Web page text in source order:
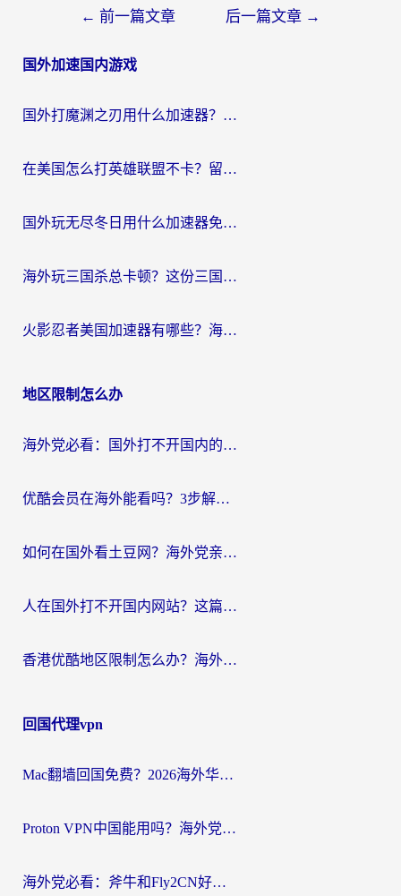
导
← 前一篇文章 后一篇文章 →
国外加速国内游戏
国外打魔渊之刃用什么加速器？2026海外玩家国服游戏加速全攻略（附闪耀暖暖&复苏的魔女避坑指南）
在美国怎么打英雄联盟不卡？留学生亲测的国服游戏加速全攻略
国外玩无尽冬日用什么加速器免费？海外党国服游戏加速避坑指南
海外玩三国杀总卡顿？这份三国杀游戏加速器指南帮你告别延迟烦恼
火影忍者美国加速器有哪些？海外党亲测的国服游戏加速全攻略（含菲律宾玩三国之刃守望黎明技巧）
地区限制怎么办
海外党必看：国外打不开国内的app怎么办？3步解决你的乡愁
优酷会员在海外能看吗？3步解决海外追剧难题，附实测好用加速器推荐
如何在国外看土豆网？海外党亲测有效的追剧加速器选择指南
人在国外打不开国内网站？这篇攻略帮你无缝解锁国内资源（附交管12123使用技巧）
香港优酷地区限制怎么办？海外党亲测有效的追剧解决方案
回国代理vpn
Mac翻墙回国免费？2026海外华人亲测：从CCTV5直播到国内APP，这样选加速器才靠谱
Proton VPN中国能用吗？海外党选回国加速器的避坑指南（附番茄加速器实测）
海外党必看：斧牛和Fly2CN好用吗？3招教你选对回国加速器（附免费试用攻略）